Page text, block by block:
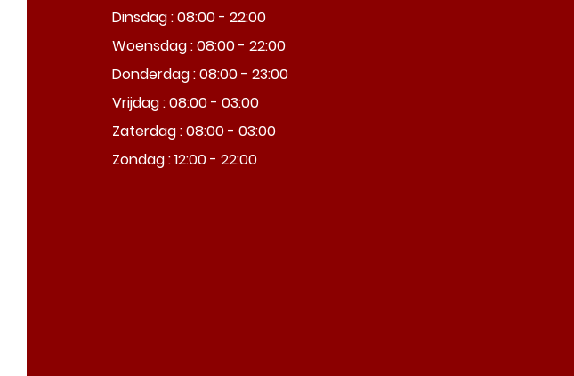
Dinsdag : 08:00 - 22:00
Woensdag : 08:00 - 22:00
Donderdag : 08:00 - 23:00
Vrijdag : 08:00 - 03:00
Zaterdag : 08:00 - 03:00
Zondag : 12:00 - 22:00